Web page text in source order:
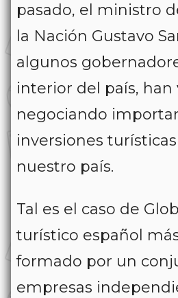
pasado, el ministro
la Nación Gustavo
algunos
interior del país, han
negociando
inversiones
nuestro país.
Tal es el caso de
turístico español
formado por un
empresas